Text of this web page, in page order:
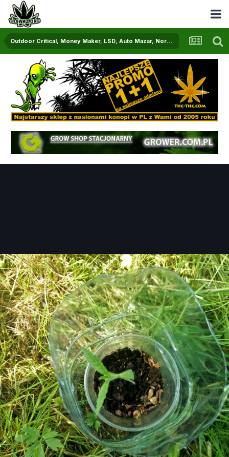
Outdoor Critical, Money Maker, LSD, Auto Mazar, Northern Passion 2.0